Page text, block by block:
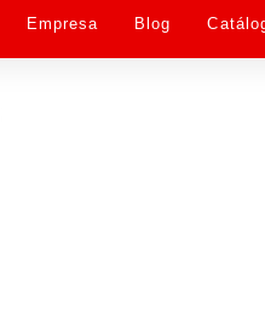
Empresa Blog